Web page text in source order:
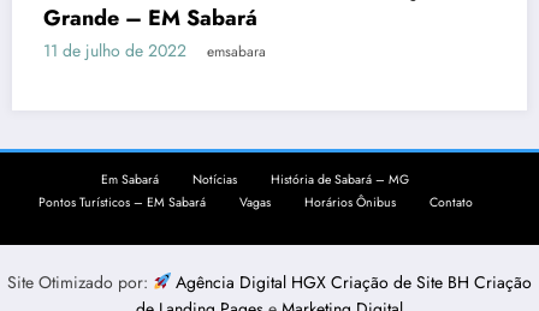
Grande – EM Sabará
11 de julho de 2022 emsabara
Em Sabará Notícias
História de Sabará – MG
Pontos Turísticos – EM Sabará
Vagas Horários Ônibus Contato
Site Otimizado por: Agência Digital HGX Criação de Site BHCriação